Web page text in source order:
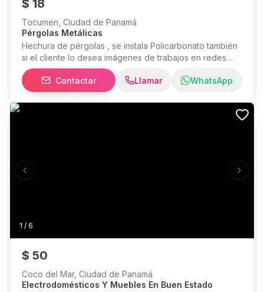
$ 18
Tocumen, Ciudad de Panamá
Pérgolas Metálicas
Hechura de pérgolas , se instala Policarbonato también
si el cliente lo desea imágenes de trabajos en redes
sociales facebook e Instagram como Construservi pty
WhatsApp y llamadas al
Contactar Llamar WhatsApp
1 / 6
Previous slide Next
$ 50
Coco del Mar, Ciudad de Panamá
Electrodomésticos Y Muebles En Buen Estado